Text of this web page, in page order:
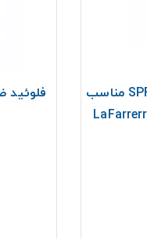
کرم ضد آفتاب و ضد لک SPF30 مناسب